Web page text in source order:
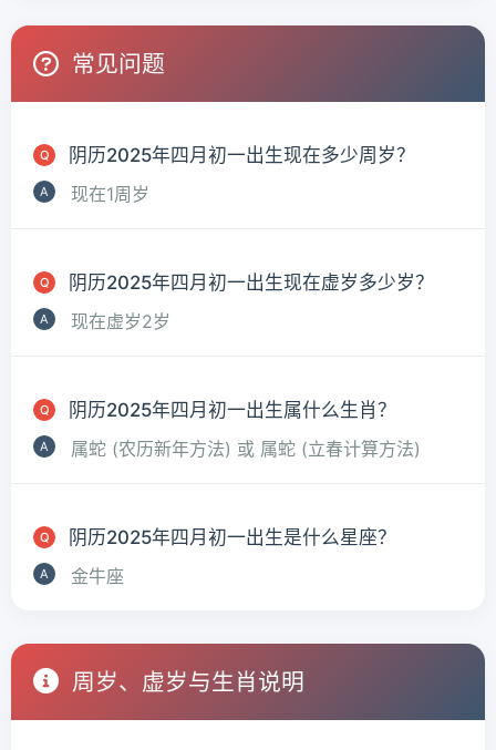
常见问题
阴历2025年四月初一出生现在多少周岁？
现在1周岁
阴历2025年四月初一出生现在虚岁多少岁？
现在虚岁2岁
阴历2025年四月初一出生属什么生肖？
属蛇 (农历新年方法) 或 属蛇 (立春计算方法)
阴历2025年四月初一出生是什么星座？
金牛座
周岁、虚岁与生肖说明